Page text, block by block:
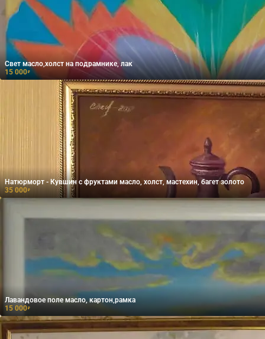
Свет масло,холст на подрамнике, лак
15 000₽
Натюрморт - Кувшин с фруктами масло, холст, мастехин, багет золото
35 000₽
Лавандовое поле масло, картон,рамка
15 000₽